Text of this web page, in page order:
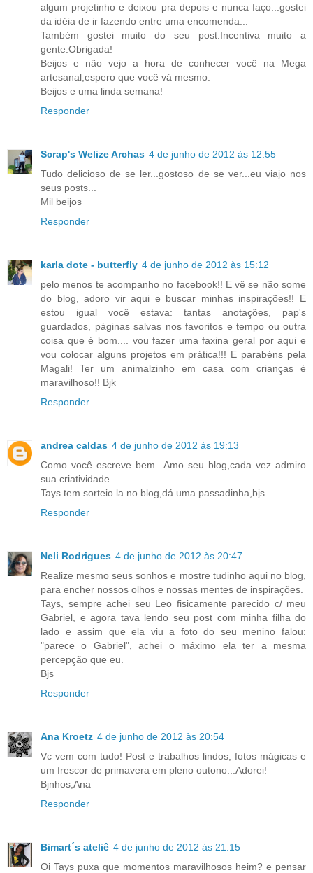
algum projetinho e deixou pra depois e nunca faço...gostei
da idéia de ir fazendo entre uma encomenda...
Também gostei muito do seu post.Incentiva muito a
gente.Obrigada!
Beijos e não vejo a hora de conhecer você na Mega
artesanal,espero que você vá mesmo.
Beijos e uma linda semana!
Responder
Scrap's Welize Archas 4 de junho de 2012 às 12:55
Tudo delicioso de se ler...gostoso de se ver...eu viajo nos
seus posts...
Mil beijos
Responder
karla dote - butterfly 4 de junho de 2012 às 15:12
pelo menos te acompanho no facebook!! E vê se não some
do blog, adoro vir aqui e buscar minhas inspirações!! E
estou igual você estava: tantas anotações, pap's
guardados, páginas salvas nos favoritos e tempo ou outra
coisa que é bom.... vou fazer uma faxina geral por aqui e
vou colocar alguns projetos em prática!!! E parabéns pela
Magali! Ter um animalzinho em casa com crianças é
maravilhoso!! Bjk
Responder
andrea caldas 4 de junho de 2012 às 19:13
Como você escreve bem...Amo seu blog,cada vez admiro
sua criatividade.
Tays tem sorteio la no blog,dá uma passadinha,bjs.
Responder
Neli Rodrigues 4 de junho de 2012 às 20:47
Realize mesmo seus sonhos e mostre tudinho aqui no blog,
para encher nossos olhos e nossas mentes de inspirações.
Tays, sempre achei seu Leo fisicamente parecido c/ meu
Gabriel, e agora tava lendo seu post com minha filha do
lado e assim que ela viu a foto do seu menino falou:
"parece o Gabriel", achei o máximo ela ter a mesma
percepção que eu.
Bjs
Responder
Ana Kroetz 4 de junho de 2012 às 20:54
Vc vem com tudo! Post e trabalhos lindos, fotos mágicas e
um frescor de primavera em pleno outono...Adorei!
Bjnhos,Ana
Responder
Bimart´s ateliê 4 de junho de 2012 às 21:15
Oi Tays puxa que momentos maravilhosos heim? e pensar